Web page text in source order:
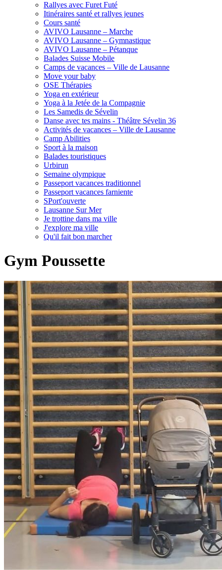
Rallyes avec Furet Futé
Itinéraires santé et rallyes jeunes
Cours santé
AVIVO Lausanne – Marche
AVIVO Lausanne – Gymnastique
AVIVO Lausanne – Pétanque
Balades Suisse Mobile
Camps de vacances – Ville de Lausanne
Move your baby
OSE Thérapies
Yoga en extérieur
Yoga à la Jetée de la Compagnie
Les Samedis de Sévelin
Danse avec tes mains - Théâtre Sévelin 36
Activités de vacances – Ville de Lausanne
Camp Abilities
Sport à la maison
Balades touristiques
Urbirun
Semaine olympique
Passeport vacances traditionnel
Passeport vacances farniente
SPort'ouverte
Lausanne Sur Mer
Je trottine dans ma ville
J'explore ma ville
Qu'il fait bon marcher
Gym Poussette